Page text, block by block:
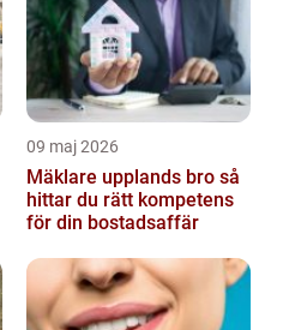
09 maj 2026
Mäklare upplands bro så
hittar du rätt kompetens
för din bostadsaffär